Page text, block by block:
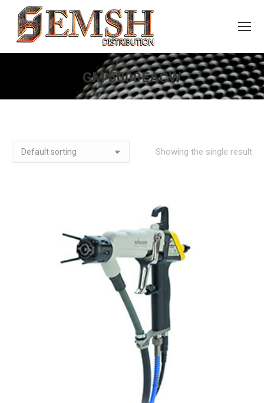
GM 5000EACW
You are here:
Showing the single result